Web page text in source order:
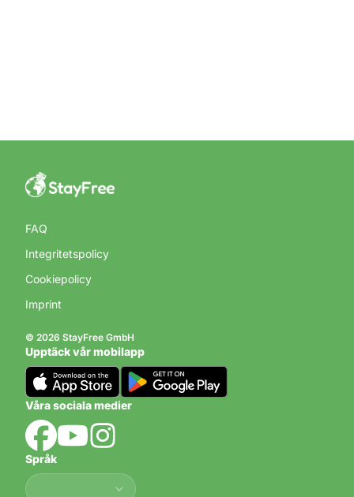
FAQ
Integritetspolicy
Cookiepolicy
Imprint
© 2026 StayFree GmbH
Upptäck vår mobilapp
Våra sociala medier
Språk